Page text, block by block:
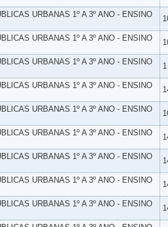
URBANAS 1º A 3º ANO - ENSINO
URBANAS 1º A 3º ANO - ENSINO
URBANAS 1º A 3º ANO - ENSINO
1
URBANAS 1º A 3º ANO - ENSINO
URBANAS 1º A 3º ANO - ENSINO
URBANAS 1º A 3º ANO - ENSINO
URBANAS 1º A 3º ANO - ENSINO
URBANAS 1º A 3º ANO - ENSINO
URBANAS 1º A 3º ANO - ENSINO